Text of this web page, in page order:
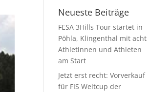
Neueste Beiträge
FESA 3Hills Tour startet in
Pöhla, Klingenthal mit acht
Athletinnen und Athleten
am Start
Jetzt erst recht: Vorverkauf
für FIS Weltcup der